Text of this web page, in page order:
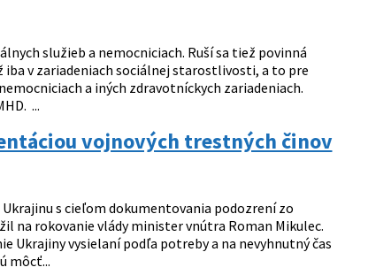
služieb a nemocniciach. Ruší sa tiež povinná
v zariadeniach sociálnej starostlivosti, a to pre
a iných zdravotníckych zariadeniach.
...
vojnových trestných činov
s cieľom dokumentovania podozrení zo
na rokovanie vlády minister vnútra Roman Mikulec.
vysielaní podľa potreby a na nevyhnutný čas
môcť...